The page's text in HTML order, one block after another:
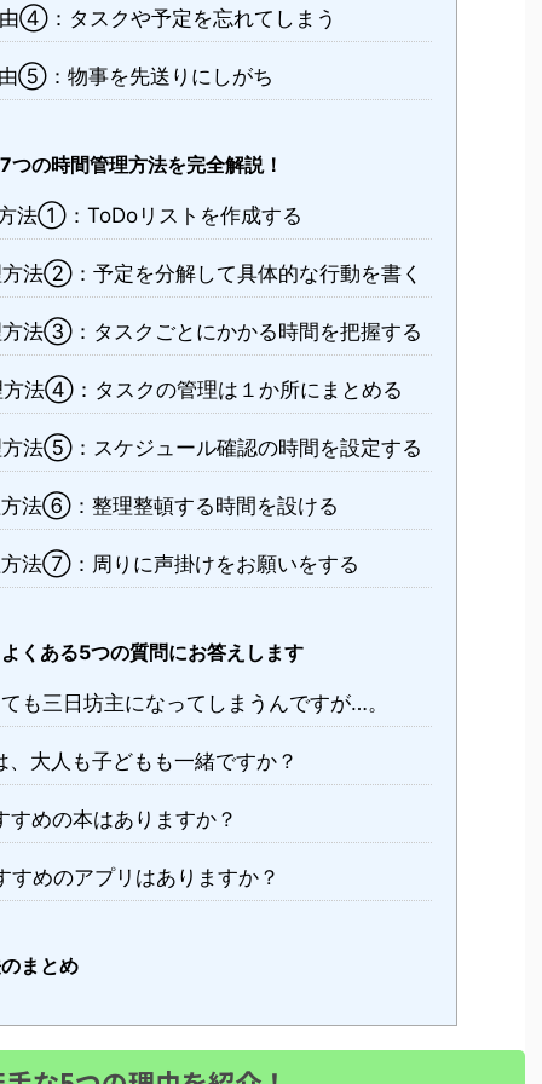
④：タスクや予定を忘れてしまう
⑤：物事を先送りにしがち
の時間管理方法を完全解説！
法①：ToDoリストを作成する
法②：予定を分解して具体的な行動を書く
法③：タスクごとにかかる時間を把握する
法④：タスクの管理は１か所にまとめる
法⑤：スケジュール確認の時間を設定する
法⑥：整理整頓する時間を設ける
法⑦：周りに声掛けをお願いをする
くある5つの質問にお答えします
も三日坊主になってしまうんですが…。
大人も子どもも一緒ですか？
めの本はありますか？
めのアプリはありますか？
まとめ